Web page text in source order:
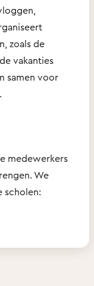
zoals de
vakanties
samen voor
medewerkers
We
scholen: